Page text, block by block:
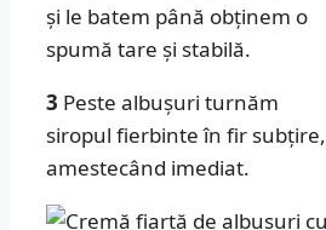
și le batem până obținem o
spumă tare și stabilă.
3 Peste albușuri turnăm
siropul fierbinte în fir subțire,
amestecând imediat.